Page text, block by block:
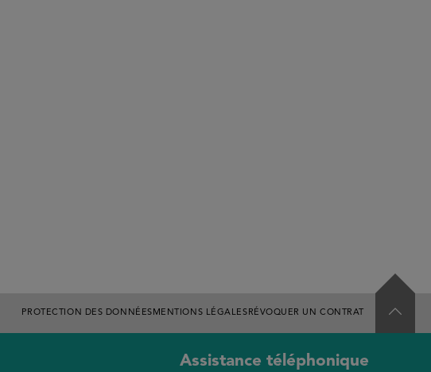
PROTECTION DES DONNÉES MENTIONS LÉGALES RÉVOQUER UN CONTRAT
Assistance téléphonique